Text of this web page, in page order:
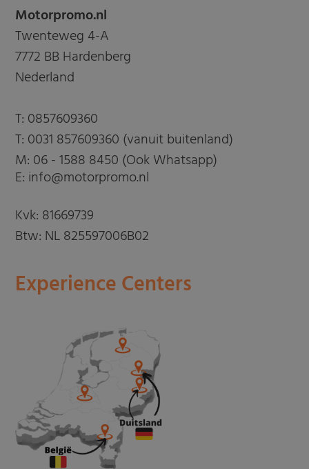
Motorpromo.nl
Twenteweg 4-A
7772 BB Hardenberg
Nederland
T: 0857609360
T: 0031 857609360 (vanuit buitenland)
M: 06 - 1588 8450 (Ook Whatsapp)
E: info@motorpromo.nl
Kvk: 81669739
Btw: NL 825597006B02
Experience Centers